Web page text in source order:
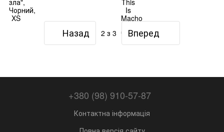
Назад 2 з 3 Вперед
+380 (98) 910-57-87
Контактна інформація